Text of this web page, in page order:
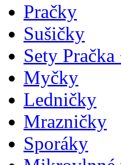
Pračky
Sušičky
Sety
Myčky
Ledničky
Mrazničky
Sporáky